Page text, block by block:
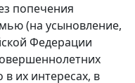
попечения
(на усыновление,
Федерации
в их интересах, в